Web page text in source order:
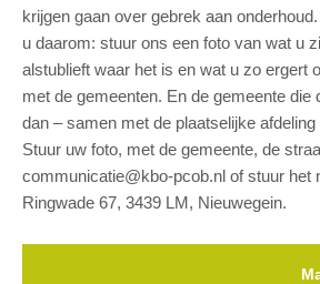
krijgen gaan over gebrek aan
u daarom: stuur ons een foto van wat u
alstublieft waar het is en wat u zo ergert
met de gemeenten. En de gemeente
dan – samen met de plaatselijke
Stuur uw foto, met de gemeente, de
communicatie@kbo-pcob.nl of stuur
Ringwade 67, 3439 LM, Nieuwegein.